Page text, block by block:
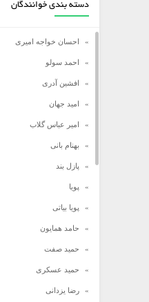
دسته بندی خوانندگان
احسان خواجه امیری
احمد سولو
افشین آدری
امید جهان
امیر عباس گلاب
بهنام بانی
پازل بند
پویا
پویا بیاتی
حامد همایون
حمید صفت
حمید عسکری
رضا یزدانی